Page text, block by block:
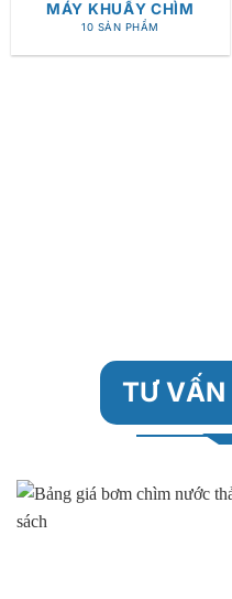
MÁY KHUẤY CHÌM
10 SẢN PHẨM
TƯ VẤN